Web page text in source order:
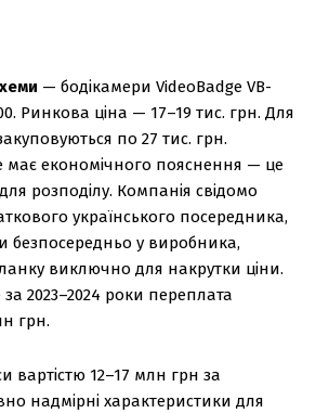
— бодікамери VideoBadge VB-
Ринкова ціна — 17–19 тис. грн. Для
по 27 тис. грн.
має економічного пояснення — це
розподілу. Компанія свідомо
українського посередника,
безпосередньо у виробника,
виключно для накрутки ціни.
2023–2024 роки переплата
грн.
вартістю 12–17 млн грн за
надмірні характеристики для